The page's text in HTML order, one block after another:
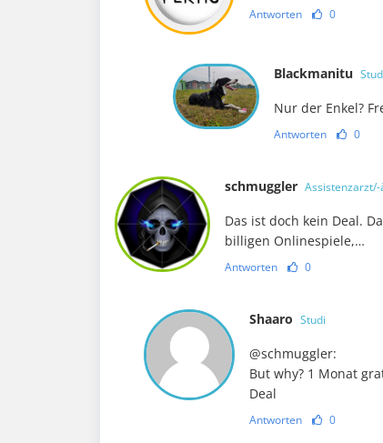
Antworten 0
Blackmanitu
Nur der Enkel?
Antworten 0
schmuggler
Das ist doch kein Deal.
billigen Onlinespiele,…
Antworten 0
Shaaro Studi
@schmuggler:
But why? 1 Monat
Deal
Antworten 0